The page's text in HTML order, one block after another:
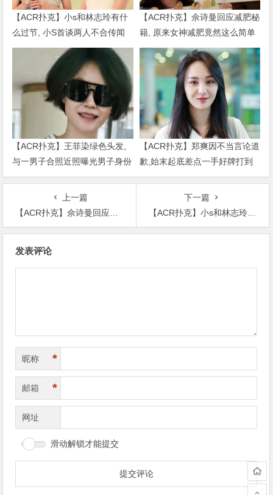
【ACR扑克】小s和林志玲有什
么过节, 小S首谈两人不合传闻
说了什么
【ACR扑克】佘诗曼回应减肥秘
籍, 原来女神减肥竟然这么简单
【ACR扑克】王菲染绿色头发,
与一男子合照近照曝光男子身份
被扒出
【ACR扑克】郑爽因不当言论道
歉,始末起底差点一手好牌打到
烂
上一篇
【ACR扑克】佘诗曼回应减肥秘籍, 原来女神减肥竟然这么简单
下一篇
【ACR扑克】小s和林志玲有什么过节, 小S首谈两人不合传闻说了什么
发表评论
昵称 *
邮箱 *
网址
滑动解锁才能提交